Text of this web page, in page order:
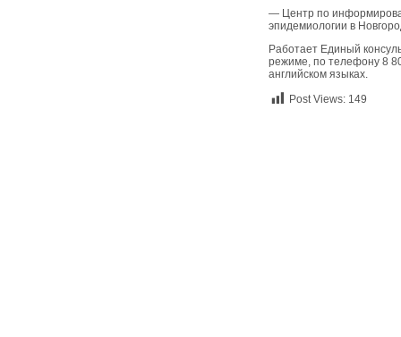
— Центр по
эпидемиологии в
Работает Единый
режиме, по телефону 8
английском языках.
Post Views: 149